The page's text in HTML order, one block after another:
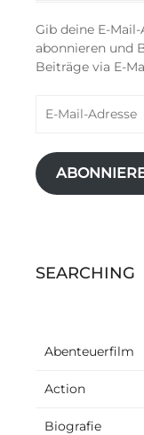
Gib deine E-
abonnieren und
Beiträge via E-
Mail-
SEARCHING
Abenteuerfilm
Action
Biografie